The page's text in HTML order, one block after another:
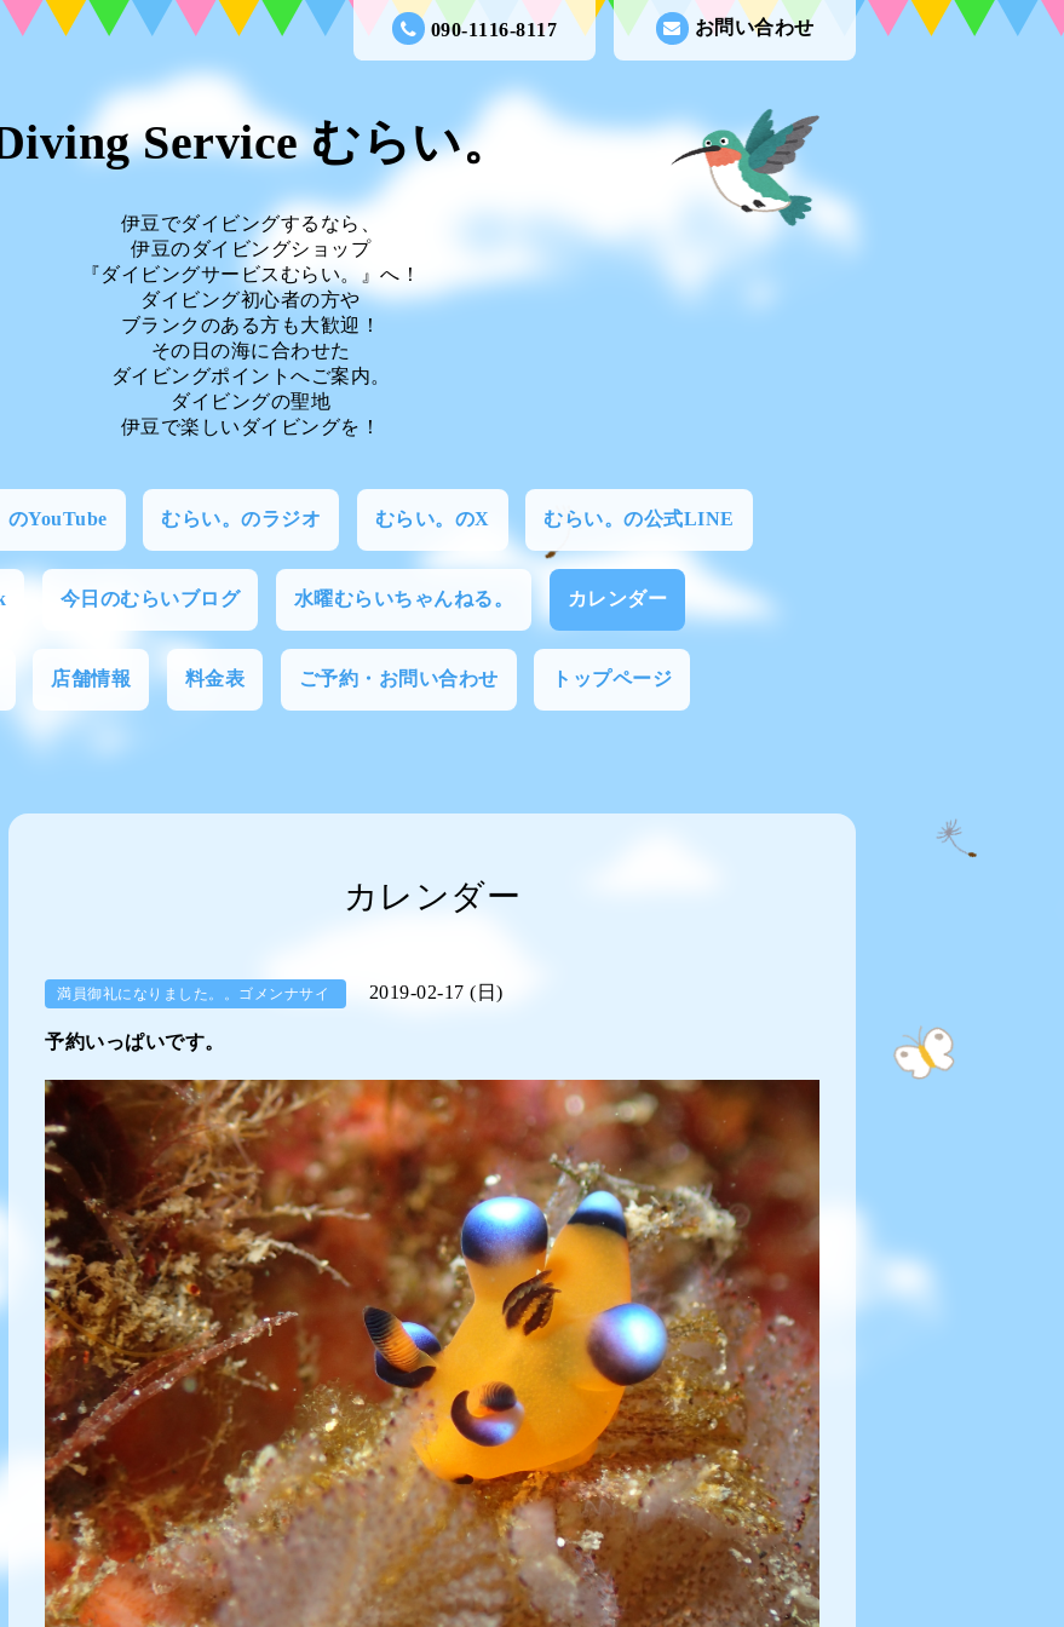
お問い合わせ
090-1116-8117
Service むらい。
伊豆でダイビングするなら、
伊豆のダイビングショップ
『ダイビングサービスむらい。』へ！
ダイビング初心者の方や
ブランクのある方も大歓迎！
その日の海に合わせた
ダイビングポイントへご案内。
ダイビングの聖地
伊豆で楽しいダイビングを！
のYouTube むらい。のラジオ むらい。のX むらい。の公式LINE
今日のむらいブログ 水曜むらいちゃんねる。 カレンダー
店舗情報 料金表 ご予約・お問い合わせ トップページ
カレンダー
満員御礼になりました。。ゴメンナサイ 2019-02-17 (日)
予約いっぱいです。